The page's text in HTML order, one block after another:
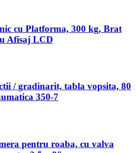
cu Platforma, 300 kg, Brat
Afisaj LCD
/ gradinarit, tabla vopsita, 80
350-7
pentru roaba, cu valva